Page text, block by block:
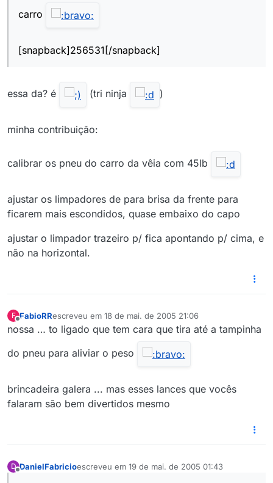
carro
[snapback]256531[/snapback]
essa da? é (tri ninja )
minha contribuição:
calibrar os pneu do carro da vêia com 45lb
ajustar os limpadores de para brisa da frente para
ficarem mais escondidos, quase embaixo do capo
ajustar o limpador trazeiro p/ fica apontando p/ cima, e
não na horizontal.
F FabioRRescreveu em 18 de mai. de 2005 21:06
última edição por
nossa … to ligado que tem cara que tira até a tampinha
do pneu para aliviar o peso
brincadeira galera ... mas esses lances que vocês
falaram são bem divertidos mesmo
D DanielFabricioescreveu em 19 de mai. de 2005 01:43
última edição por